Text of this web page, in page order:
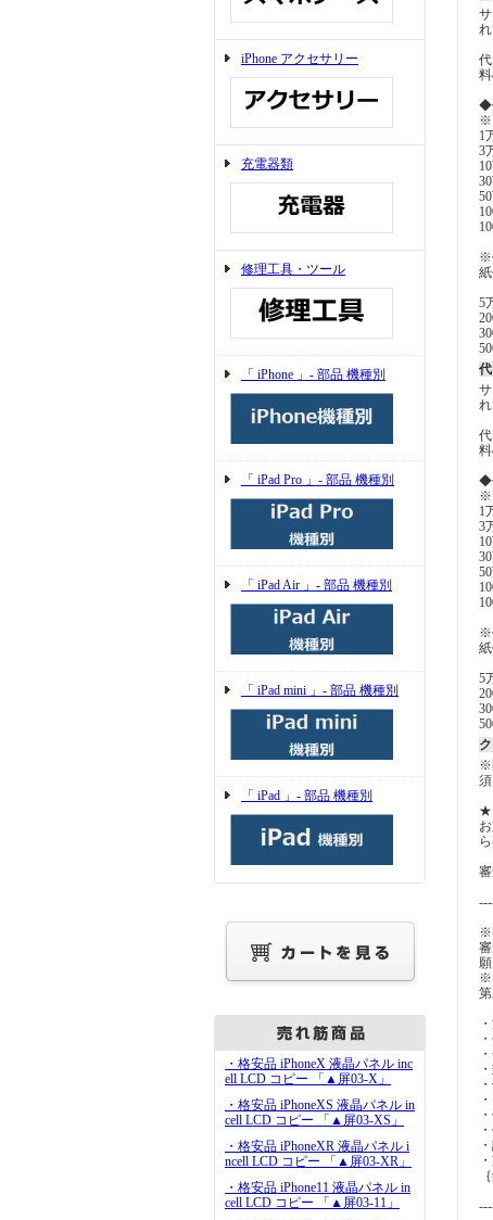
iPhone アクセサリー
充電器類
修理工具・ツール
「 iPhone 」- 部品 機種別
「 iPad Pro 」- 部品 機種別
「 iPad Air 」- 部品 機種別
「 iPad mini 」- 部品 機種別
「 iPad 」- 部品 機種別
・格安品 iPhoneX 液晶パネル inc
ell LCD コピー 「▲屏03-X」
・格安品 iPhoneXS 液晶パネル in
cell LCD コピー 「▲屏03-XS」
・格安品 iPhoneXR 液晶パネル i
ncell LCD コピー 「▲屏03-XR」
・格安品 iPhone11 液晶パネル in
cell LCD コピー 「▲屏03-11」
◆
※
1
3
※
5
◆
※
1
3
※
5
※
★
※
※